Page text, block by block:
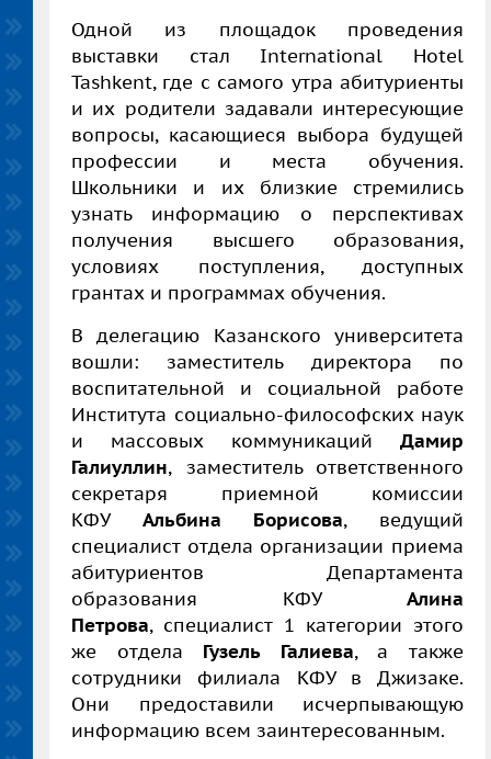
Одной из площадок проведения
выставки стал International Hotel
Tashkent, где с самого утра абитуриенты
и их родители задавали интересующие
вопросы, касающиеся выбора будущей
профессии и места обучения.
Школьники и их близкие стремились
узнать информацию о перспективах
получения высшего образования,
условиях поступления, доступных
грантах и программах обучения.
В делегацию Казанского университета
вошли: заместитель директора по
воспитательной и социальной работе
Института социально-философских наук
и массовых коммуникаций Дамир
Галиуллин,
заместитель ответственного
секретаря приемной комиссии
КФУ Альбина Борисова, ведущий
специалист отдела организации приема
абитуриентов Департамента
образования КФУ Алина
Петрова, специалист 1 категории этого
же отдела Гузель Галиева, а также
сотрудники филиала КФУ в Джизаке.
Они предоставили исчерпывающую
информацию всем заинтересованным.